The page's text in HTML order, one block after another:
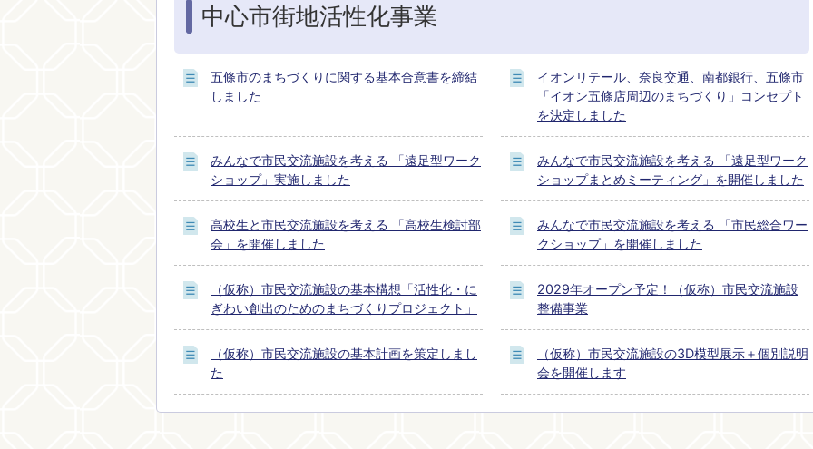
中心市街地活性化事業
五條市のまちづくりに関する基本合意書を締結
しました
イオンリテール、奈良交通、南都銀行、五條市
「イオン五條店周辺のまちづくり」コンセプト
を決定しました
みんなで市民交流施設を考える 「遠足型ワーク
ショップ」実施しました
みんなで市民交流施設を考える 「遠足型ワーク
ショップまとめミーティング」を開催しました
高校生と市民交流施設を考える 「高校生検討部
会」を開催しました
みんなで市民交流施設を考える 「市民総合ワー
クショップ」を開催しました
（仮称）市民交流施設の基本構想「活性化・に
ぎわい創出のためのまちづくりプロジェクト」
2029年オープン予定！（仮称）市民交流施設
整備事業
（仮称）市民交流施設の基本計画を策定しまし
た
（仮称）市民交流施設の3D模型展示＋個別説明
会を開催します